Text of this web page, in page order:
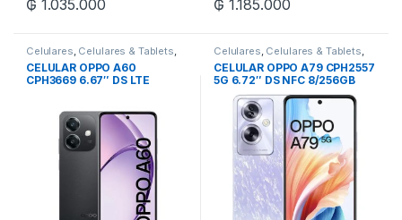
₲ 1.035.000 ₲ 1.185.000
Celulares, Celulares & Tablets,
Oppo
CELULAR OPPO A60
CPH3669 6.67″ DS LTE
Celulares, Celulares & Tablets,
Oppo
CELULAR OPPO A79 CPH2557
5G 6.72″ DS NFC 8/256GB